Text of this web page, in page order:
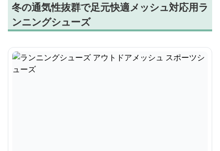
冬の通気性抜群で足元快適メッシュ対応用ラ
ンニングシューズ